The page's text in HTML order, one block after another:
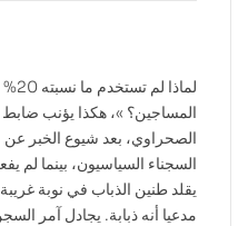
المساجين؟ »، هكذا يؤنب ضابط
الصحراوي، بعد شيوع الخبر
السجناء السياسيون، بينما لم
يقلد طنين الذباب في نوبة
مدعيا أنه ذبابة. يجادل آمر